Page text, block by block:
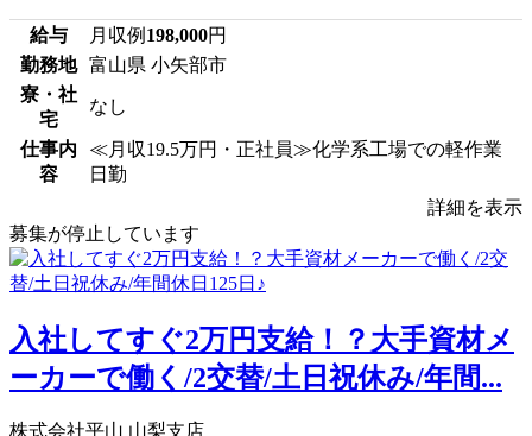
給与 月収例 198,000円
勤務地 富山県 小矢部市
寮・社
宅
なし
仕事内
容
≪月収19.5万円・正社員≫化学系工場での軽作業
日勤
詳細を表示
募集が停止しています
入社してすぐ2万円支給！？大手資材メ
ーカーで働く/2交替/土日祝休み/年間...
株式会社平山 山梨支店